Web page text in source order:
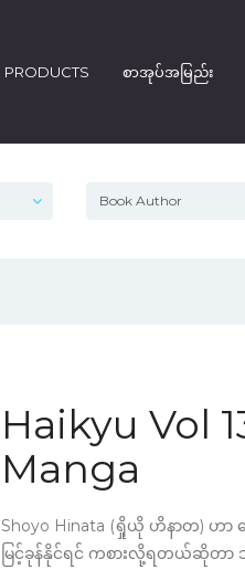
PRODUCTS စာအုပ်အမြည်း
Haikyu Vol
Manga
Shoyo Hinata (ရှိုယို ဟိနာတ)
မြင့်ခုန်နိုင်ရင် ကစားလို့ရတယ်ဆိုတာ